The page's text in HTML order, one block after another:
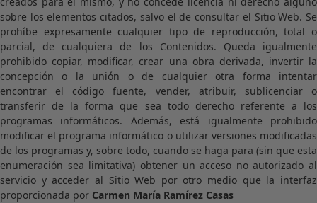
sobre los elementos citados, salvo el de consultar el Sitio Web. Se
prohíbe expresamente cualquier tipo de reproducción, total o
parcial, de cualquiera de los Contenidos. Queda igualmente
prohibido copiar, modificar, crear una obra derivada, invertir la
concepción o la unión o de cualquier otra forma intentar
encontrar el código fuente, vender, atribuir, sublicenciar o
transferir de la forma que sea todo derecho referente a los
programas informáticos. Además, está igualmente prohibido
modificar el programa informático o utilizar versiones modificadas
de los programas y, sobre todo, cuando se haga para (sin que esta
enumeración sea limitativa) obtener un acceso no autorizado al
servicio y acceder al Sitio Web por otro medio que la interfaz
proporcionada por Carmen María Ramírez Casas